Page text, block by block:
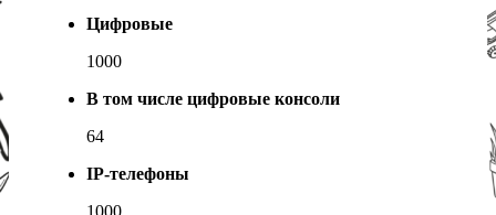
Цифровые
1000
В том числе цифровые консоли
64
IP-телефоны